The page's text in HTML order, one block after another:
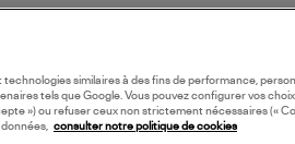
technologies similaires à des fins de performance,
tels que Google. Vous pouvez configurer vos
») ou refuser ceux non strictement nécessaires («
données, consulter notre politique de cookies